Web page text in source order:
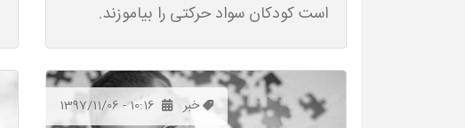
است کودکان سواد حرکتی را بیاموزند.
خبر 1397/11/06 - 10:16